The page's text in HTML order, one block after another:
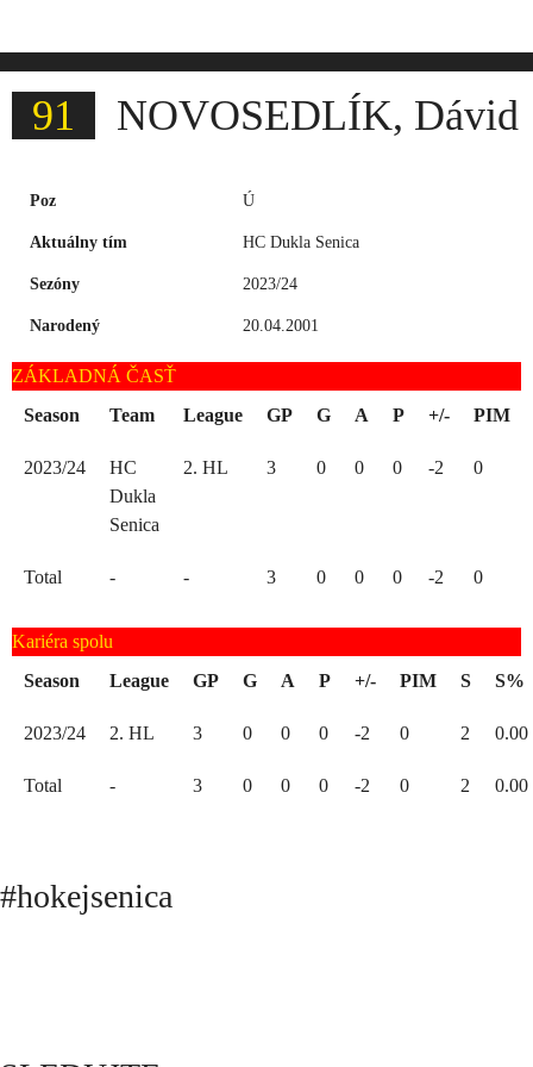
content
91 NOVOSEDLÍK, Dávid
Poz Ú
Aktuálny tím HC Dukla Senica
Sezóny 2023/24
Narodený 20.04.2001
ZÁKLADNÁ ČASŤ
Season
Team League GP G A P +/- PIM
2023/24
HC
Dukla
Senica
2. HL 3 0 0 0 -2 0
Total - - 3 0 0 0 -2 0
Kariéra spolu
Season
League GP G A P +/- PIM S S%
2023/24 2. HL 3 0 0 0 -2 0 2 0.00
Total - 3 0 0 0 -2 0 2 0.00
#hokejsenica